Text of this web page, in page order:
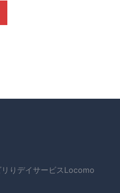
りデイサービスLocomo